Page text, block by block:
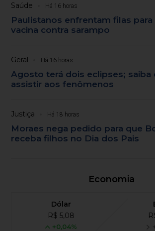
Saúde Há 16 horas
Paulistanos enfrentam filas
vacina contra sarampo
Geral Há 16 horas
Agosto terá dois eclipses; saiba
assistir aos fenômenos
Justiça Há 18 horas
Moraes nega pedido para que
receba filhos no Dia dos Pais
Economia
Dólar
R$ 5,08
+0,04%